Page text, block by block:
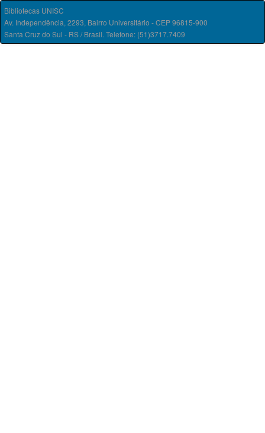
Bibliotecas UNISC
Av. Independência, 2293, Bairro Universitário - CEP 96815-900
Santa Cruz do Sul - RS / Brasil. Telefone: (51)3717.7409